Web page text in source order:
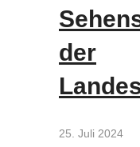
der
25. Juli 2024